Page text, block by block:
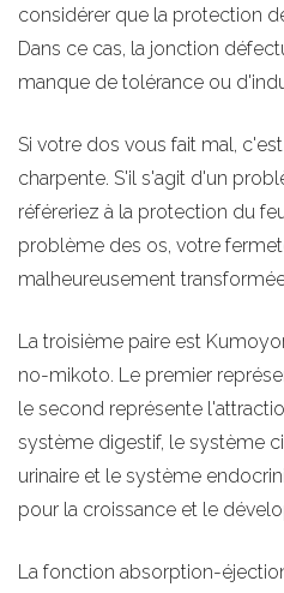
considérer que la protection
Dans ce cas, la jonction
manque de tolérance ou
Si votre dos vous fait mal,
charpente. S'il s'agit d'un
référeriez à la protection du
problème des os, votre
malheureusement
La troisième paire est
no-mikoto. Le premier
le second représente
système digestif, le système
urinaire et le système
pour la croissance et le
La fonction absorption-